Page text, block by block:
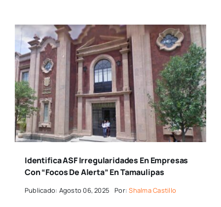
Identifica ASF Irregularidades En Empresas
Con “focos De Alerta” En Tamaulipas
Publicado: Agosto 06, 2025 Por:Shalma Castillo